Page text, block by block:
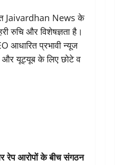
Jaivardhan News के
रुचि और विशेषज्ञता है।
आधारित प्रभावी न्यूज
और यूट्यूब के लिए छोटे व
रेप आरोपों के बीच संगठन